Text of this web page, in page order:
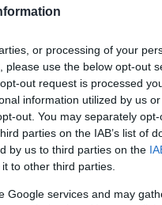
or processing of your
use the below opt-out
out request is processed
information utilized by us
out. You may separately
parties on the IAB’s list of
by us to third parties on the
to other third parties.
Google services and may
ünnepelnek a 20
WOMEX-díjas Lakatos
tovább
meg a
Top
A 10
A